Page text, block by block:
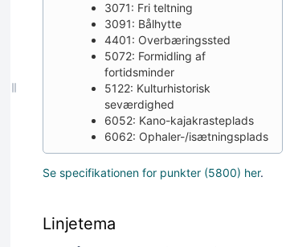
3071: Fri teltning
3091: Bålhytte
4401: Overbæringssted
5072: Formidling af
fortidsminder
5122: Kulturhistorisk
seværdighed
6052: Kano-kajakrasteplads
6062: Ophaler-/isætningsplads
Se specifikationen for punkter (5800) her.
Linjetema